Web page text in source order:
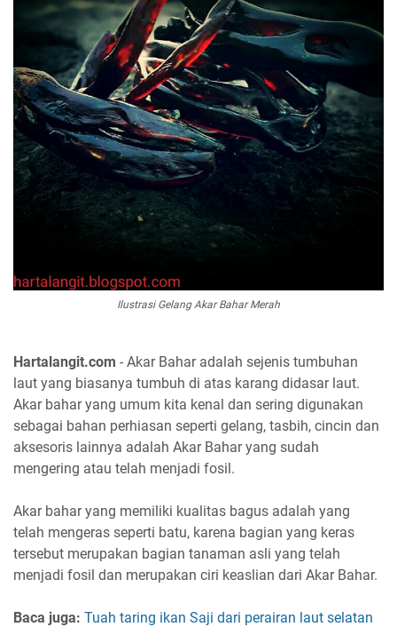
Ilustrasi Gelang Akar Bahar Merah
Hartalangit.com - Akar Bahar adalah sejenis tumbuhan
laut yang biasanya tumbuh di atas karang didasar laut.
Akar bahar yang umum kita kenal dan sering digunakan
sebagai bahan perhiasan seperti gelang, tasbih, cincin dan
aksesoris lainnya adalah Akar Bahar yang sudah
mengering atau telah menjadi fosil.
Akar bahar yang memiliki kualitas bagus adalah yang
telah mengeras seperti batu, karena bagian yang keras
tersebut merupakan bagian tanaman asli yang telah
menjadi fosil dan merupakan ciri keaslian dari Akar Bahar.
Baca juga: Tuah taring ikan Saji dari perairan laut selatan